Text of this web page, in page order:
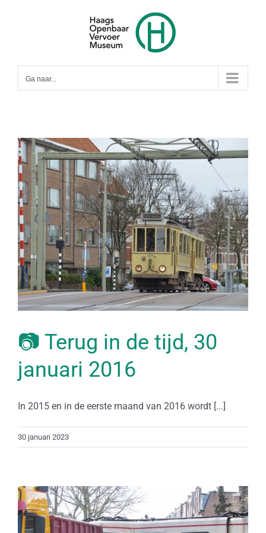
Ga naar...
📷 Terug in de tijd, 30
januari 2016
In 2015 en in de eerste maand van 2016 wordt [...]
30 januari 2023